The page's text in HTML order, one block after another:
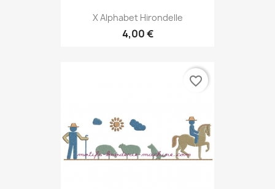
X Alphabet Hirondelle
4,00 €
favorite_border